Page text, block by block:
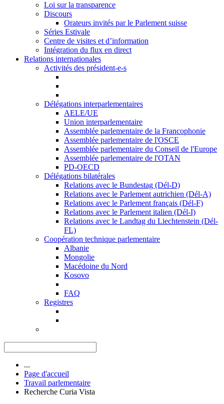
Loi sur la transparence
Discours
Orateurs invités par le Parlement suisse
Séries Estivale
Centre de visites et d’information
Intégration du flux en direct
Relations internationales
Activités des président-e-s
Délégations interparlementaires
AELE/UE
Union interparlementaire
Assemblée parlementaire de la Francophonie
Assemblée parlementaire de l'OSCE
Assemblée parlementaire du Conseil de l'Europe
Assemblée parlementaire de l'OTAN
PD-OECD
Délégations bilatérales
Relations avec le Bundestag (Dél-D)
Relations avec le Parlement autrichien (Dél-A)
Relations avec le Parlement français (Dél-F)
Relations avec le Parlement italien (Dél-I)
Relations avec le Landtag du Liechtenstein (Dél-
FL)
Coopération technique parlementaire
Albanie
Mongolie
Macédoine du Nord
Kosovo
FAQ
Registres
...
Page d'accueil
Travail parlementaire
Recherche Curia Vista